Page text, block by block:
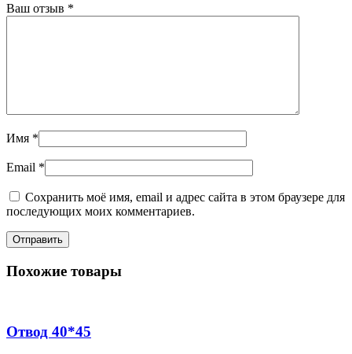
Ваш отзыв *
Имя *
Email *
Сохранить моё имя, email и адрес сайта в этом браузере для
последующих моих комментариев.
Похожие товары
Отвод 40*45